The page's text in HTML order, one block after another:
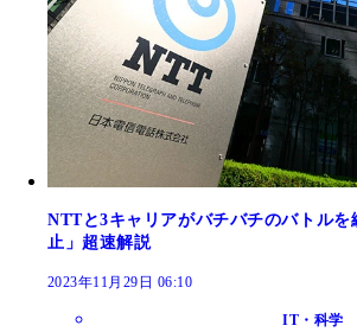
NTTと3キャリアがバチバチのバトル
止」超速解説
2023年11月29日 06:10
IT・科学